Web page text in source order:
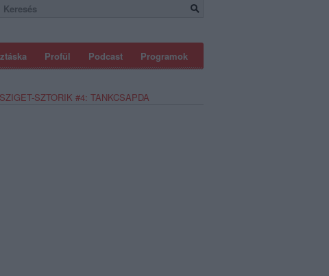
Profül Podcast Programok
SZIGET-SZTORIK #4: TANKCSAPDA